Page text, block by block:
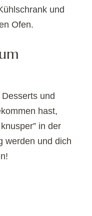
und
Ofen.
und
hast,
in der
werden und dich